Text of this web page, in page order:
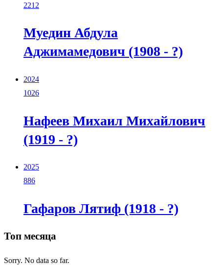
2212
Муедин Абдула
Аджимамедович (1908 - ?)
2024
1026
Нафеев Михаил Михайлович
(1919 - ?)
2025
886
Гафаров Лятиф (1918 - ?)
Топ месяца
Sorry. No data so far.